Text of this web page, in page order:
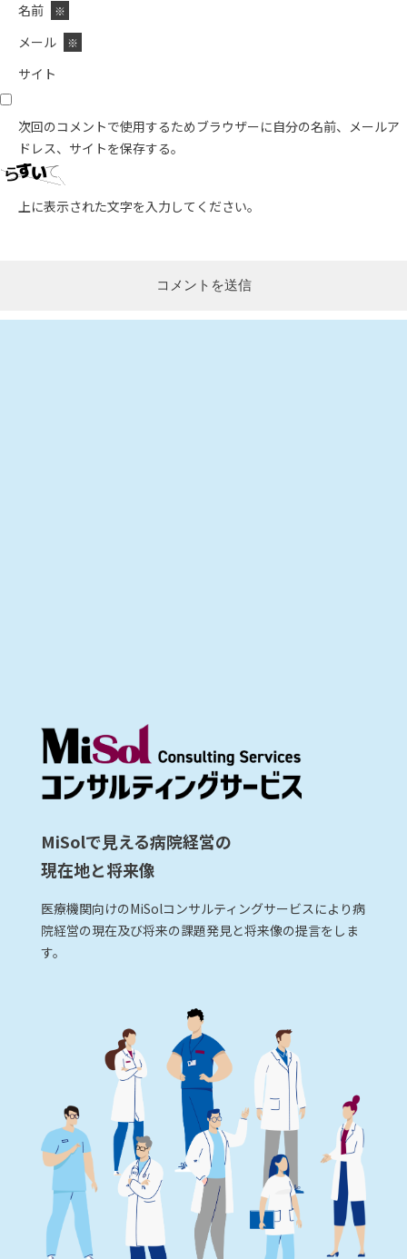
名前 ※
メール ※
サイト
次回のコメントで使用するためブラウザーに自分の名前、メールア
ドレス、サイトを保存する。
上に表示された文字を入力してください。
MiSolで見える病院経営の
現在地と将来像
医療機関向けのMiSolコンサルティングサービスにより病
院経営の現在及び将来の課題発見と将来像の提言をしま
す。